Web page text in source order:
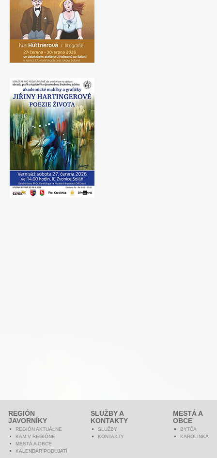
REGIÓN
JAVORNÍKY
REGIÓN AKTUÁLNE
KAM V REGIÓNE
MESTÁ A OBCE
KALENDÁR PODUJATÍ
SLUŽBY A
KONTAKTY
SLUŽBY
KONTAKTY
MESTÁ A
OBCE
BYTČA
KAROLINKA